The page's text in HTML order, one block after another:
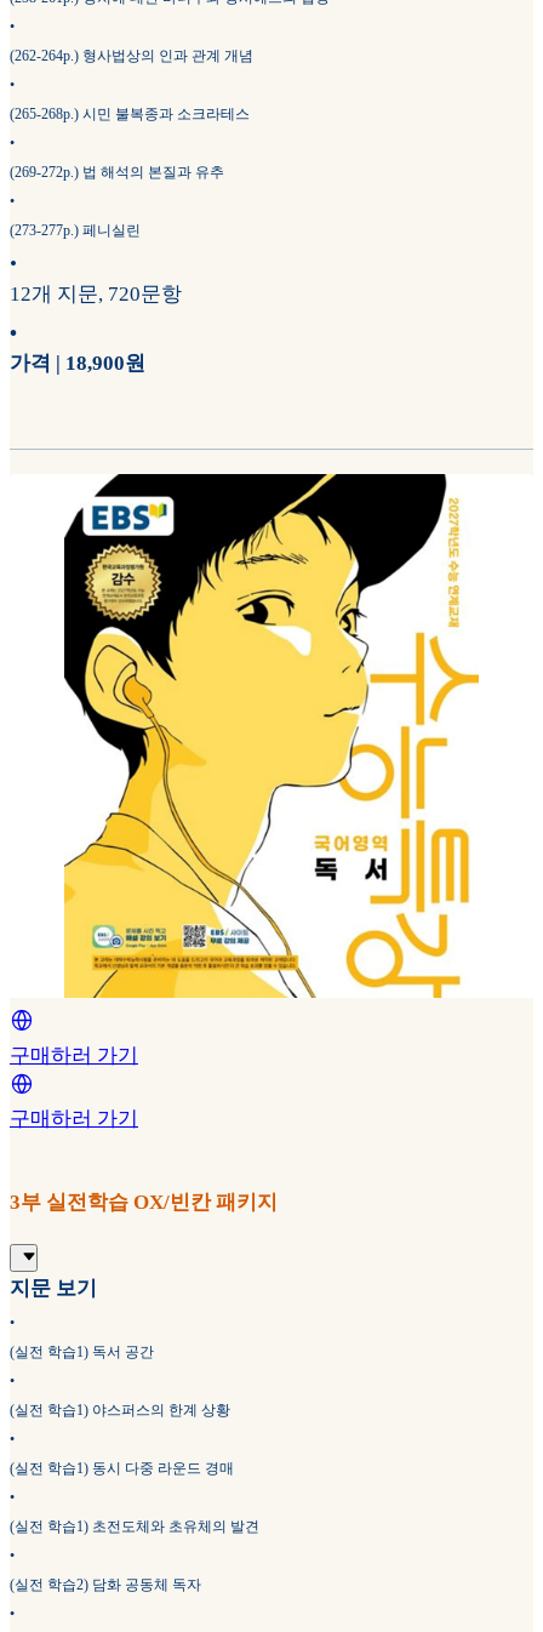
•
(262-264p.) 형사법상의 인과 관계 개념
•
(265-268p.) 시민 불복종과 소크라테스
•
(269-272p.) 법 해석의 본질과 유추
•
(273-277p.) 페니실린
•
12개 지문, 720문항
•
가격 | 18,900원
구매하러 가기
구매하러 가기
3부 실전학습 OX/빈칸 패키지
지문 보기
•
(실전 학습1) 독서 공간
•
(실전 학습1) 야스퍼스의 한계 상황
•
(실전 학습1) 동시 다중 라운드 경매
•
(실전 학습1) 초전도체와 초유체의 발견
•
(실전 학습2) 담화 공동체 독자
•